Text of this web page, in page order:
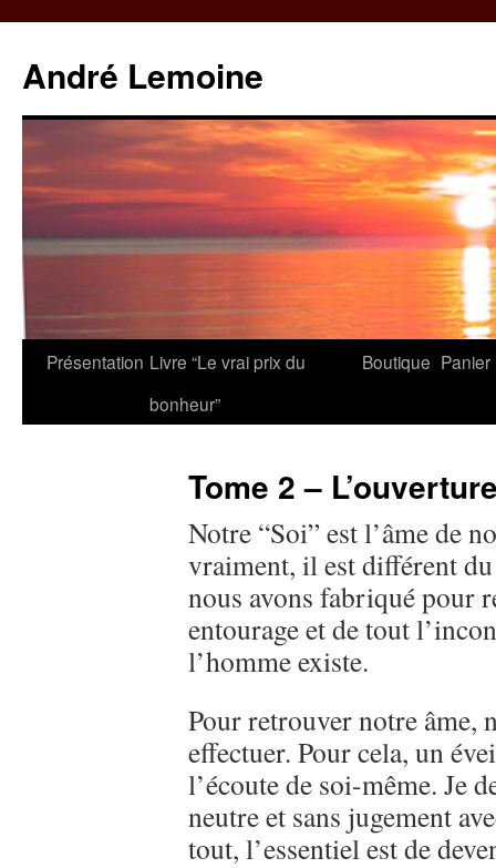
André Lemoine
Aller
Présentation Livre “Le vrai prix du
bonheur”
Boutique Panier
Tome 2 –
Notre “Soi” est l’âme de
vraiment, il est différent
nous avons fabriqué pour
entourage et de tout
l’homme existe.
Pour retrouver notre âme,
effectuer. Pour cela, un
l’écoute de soi-même. Je
neutre et sans jugement
tout, l’essentiel est de